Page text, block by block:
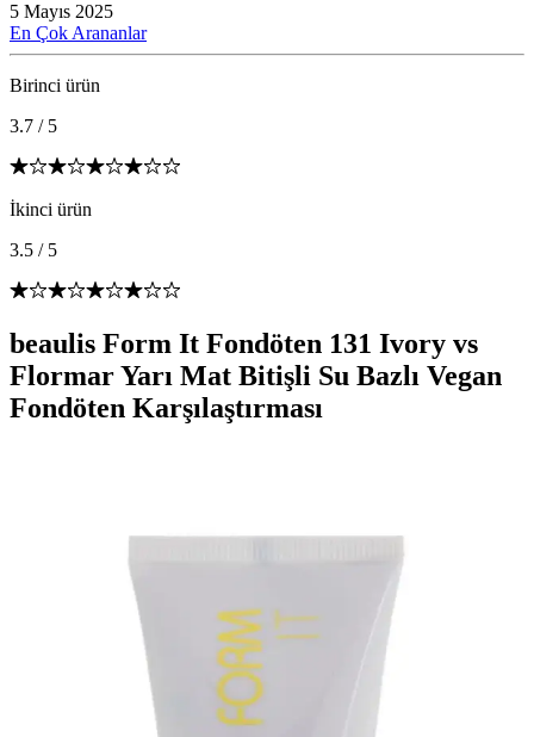
5 Mayıs 2025
En Çok Arananlar
Birinci ürün
3.7 / 5
İkinci ürün
3.5 / 5
beaulis Form It Fondöten 131 Ivory vs
Flormar Yarı Mat Bitişli Su Bazlı Vegan
Fondöten Karşılaştırması